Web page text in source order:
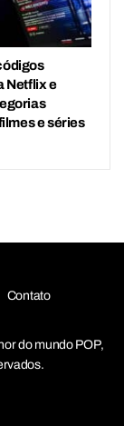
Netflix e
e séries
Contato
do mundo POP,